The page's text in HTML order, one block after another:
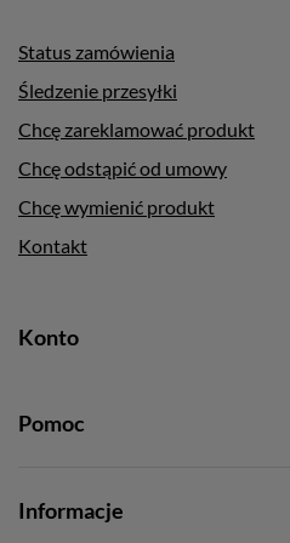
Status zamówienia
Śledzenie przesyłki
Chcę zareklamować produkt
Chcę odstąpić od umowy
Chcę wymienić produkt
Kontakt
Konto
Pomoc
Informacje